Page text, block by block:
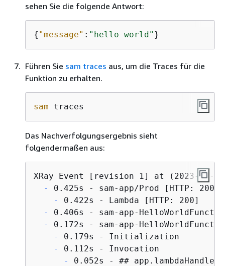
sehen Sie die folgende Antwort:
{ "message" : "hello world" }
Führen Sie sam traces aus, um die Traces für die
Funktion zu erhalten.
sam traces
Das Nachverfolgungsergebnis sieht
folgendermaßen aus:
  -
    -
  -
  -
    -
    -
      -